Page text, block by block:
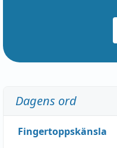
Dagens ord
Fingertoppskänsla